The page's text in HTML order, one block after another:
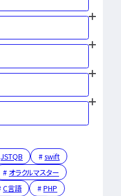
ゆるブラック企業
転職失敗
成長
経歴・学歴
ブラック
将来性・
転職成功
やめとけ
キャリアアップ
JSTQB
swift
オラクルマスター
C言語
PHP